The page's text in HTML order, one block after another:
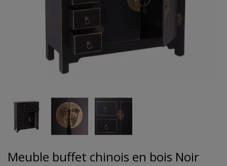
Meuble buffet chinois en bois Noir